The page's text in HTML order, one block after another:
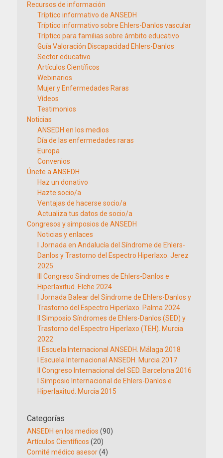
Recursos de información
Tríptico informativo de ANSEDH
Tríptico informativo sobre Ehlers-Danlos vascular
Tríptico para familias sobre ámbito educativo
Guía Valoración Discapacidad Ehlers-Danlos
Sector educativo
Artículos Científicos
Webinarios
Mujer y Enfermedades Raras
Vídeos
Testimonios
Noticias
ANSEDH en los medios
Día de las enfermedades raras
Europa
Convenios
Únete a ANSEDH
Haz un donativo
Hazte socio/a
Ventajas de hacerse socio/a
Actualiza tus datos de socio/a
Congresos y simposios de ANSEDH
Noticias y enlaces
I Jornada en Andalucía del Síndrome de Ehlers-
Danlos y Trastorno del Espectro Hiperlaxo. Jerez
2025
III Congreso Síndromes de Ehlers-Danlos e
Hiperlaxitud. Elche 2024
I Jornada Balear del Síndrome de Ehlers-Danlos y
Trastorno del Espectro Hiperlaxo. Palma 2024
II Simposio Síndromes de Ehlers-Danlos (SED) y
Trastorno del Espectro Hiperlaxo (TEH). Murcia
2022
II Escuela Internacional ANSEDH. Málaga 2018
I Escuela Internacional ANSEDH. Murcia 2017
II Congreso Internacional del SED. Barcelona 2016
I Simposio Internacional de Ehlers-Danlos e
Hiperlaxitud. Murcia 2015
Categorías
ANSEDH en los medios (90)
Artículos Científicos (20)
Comité médico asesor(4)